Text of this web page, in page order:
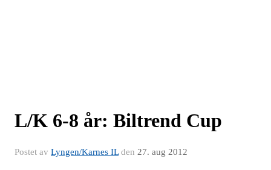
L/K 6-8 år: Biltrend Cup
Postet av Lyngen/Karnes ILden 27. aug 2012